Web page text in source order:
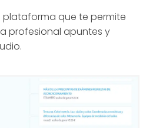
plataforma que te permite
profesional apuntes y